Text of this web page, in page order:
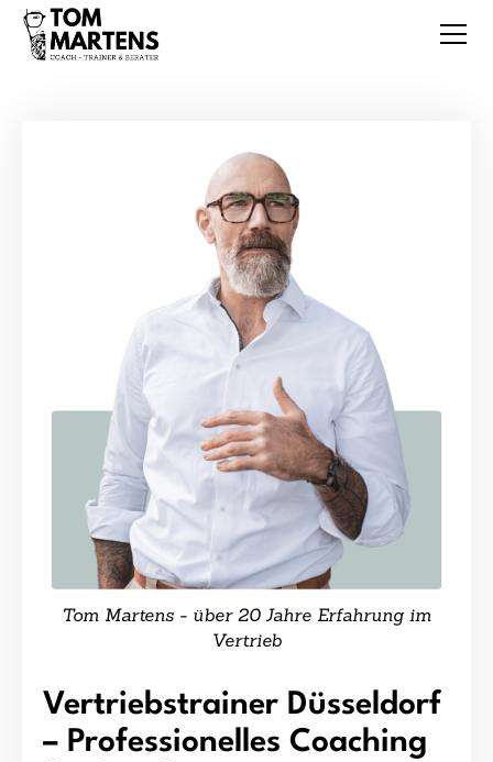
Vertriebstrainer Düsseldorf
– Professionelles Coaching
Tom Martens - über 20 Jahre Erfahrung im
Vertrieb